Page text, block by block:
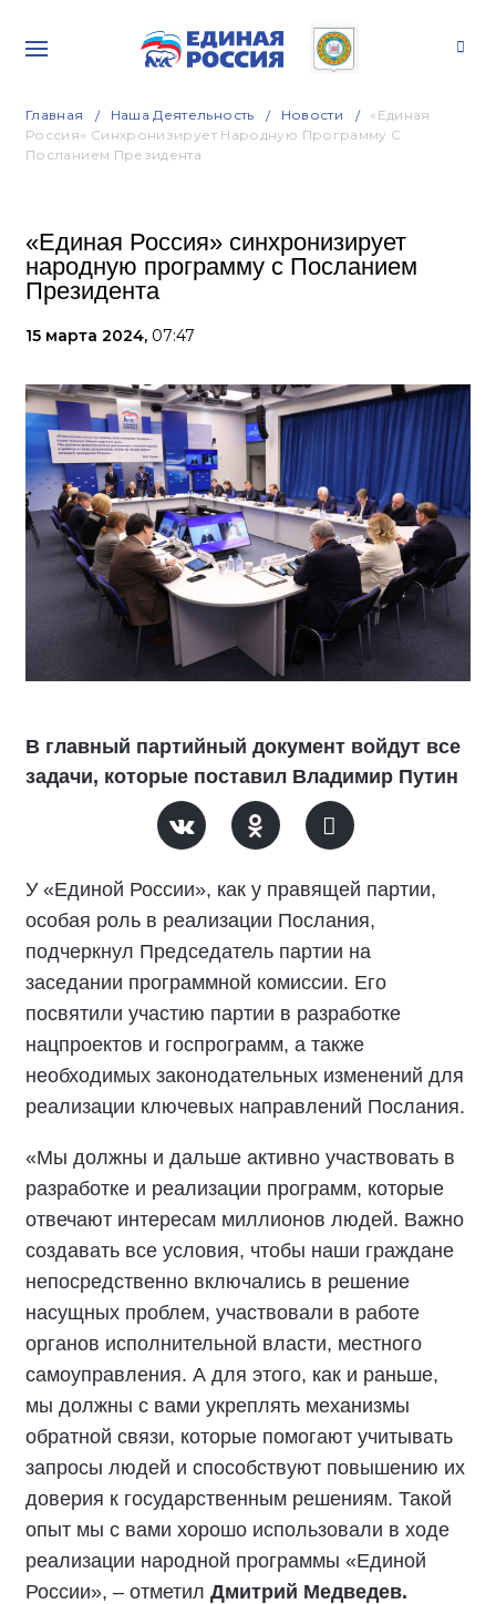
Главная Наша Деятельность Новости
«Единая
Россия» Синхронизирует Народную Программу С
Посланием Президента
«Единая Россия» синхронизирует
народную программу с Посланием
Президента
15 марта 2024, 07:47
В главный партийный документ войдут все
задачи, которые поставил Владимир Путин
У «Единой России», как у правящей партии,
особая роль в реализации Послания,
подчеркнул Председатель партии на
заседании программной комиссии. Его
посвятили участию партии в разработке
нацпроектов и госпрограмм, а также
необходимых законодательных изменений для
реализации ключевых направлений Послания.
«Мы должны и дальше активно участвовать в
разработке и реализации программ, которые
отвечают интересам миллионов людей. Важно
создавать все условия, чтобы наши граждане
непосредственно включались в решение
насущных проблем, участвовали в работе
органов исполнительной власти, местного
самоуправления. А для этого, как и раньше,
мы должны с вами укреплять механизмы
обратной связи, которые помогают учитывать
запросы людей и способствуют повышению их
доверия к государственным решениям. Такой
опыт мы с вами хорошо использовали в ходе
реализации народной программы «Единой
России», – отметил Дмитрий Медведев.